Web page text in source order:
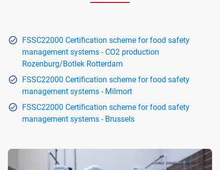
FSSC22000 Certification scheme for food safety
management systems - CO2 production
Rozenburg/Botlek Rotterdam
FSSC22000 Certification scheme for food safety
management systems - Milmort
FSSC22000 Certification scheme for food safety
management systems - Brussels